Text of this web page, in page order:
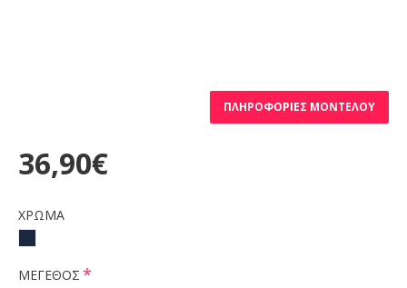
ΠΛΗΡΟΦΟΡΊΕΣ ΜΟΝΤΈΛΟΥ
36,90€
ΧΡΩΜΑ
ΜΕΓΕΘΟΣ